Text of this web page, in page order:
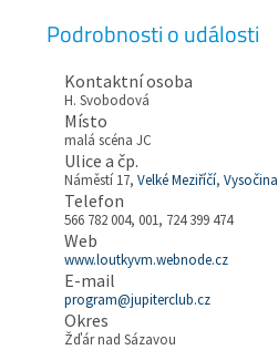
Podrobnosti o události
Kontaktní osoba
H. Svobodová
Místo
malá scéna JC
Ulice a čp.
Náměstí 17,Velké Meziříčí,Vysočina
Telefon
566 782 004, 001, 724 399 474
Web
www.loutkyvm.webnode.cz
E-mail
program@jupiterclub.cz
Okres
Žďár nad Sázavou